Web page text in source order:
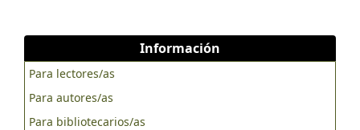
Información
Para lectores/as
Para autores/as
Para bibliotecarios/as